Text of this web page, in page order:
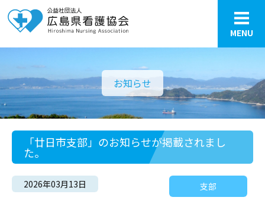
MENU
お知らせ
「廿日市支部」のお知らせが掲載されまし
た。
2026年03月13日 支部